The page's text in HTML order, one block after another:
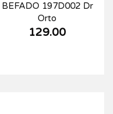
BEFADO 197D002 Dr
Orto
129.00